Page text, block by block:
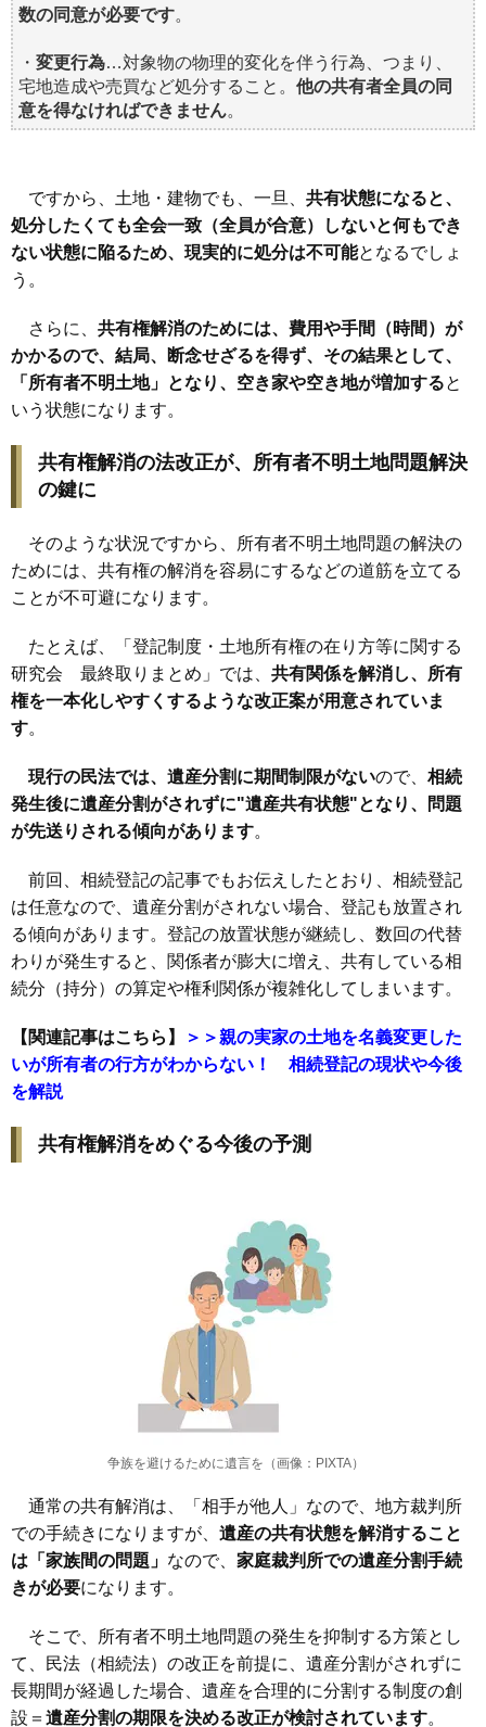
数の同意が必要です。
・ 変更行為…対象物の物理的変化を伴う行為、つまり、
宅地造成や売買など処分すること。 他の共有者全員の同
意を得なければできません。
ですから、土地・建物でも、一旦、 共有状態になると、
処分したくても全会一致（全員が合意）しないと何もでき
ない状態に陥るため、現実的に処分は不可能となるでしょ
う。
さらに、 共有権解消のためには、費用や手間（時間）が
かかるので、結局、断念せざるを得ず、その結果として、
「所有者不明土地」となり、空き家や空き地が増加すると
いう状態になります。
共有権解消の法改正が、所有者不明土地問題解決
の鍵に
そのような状況ですから、所有者不明土地問題の解決の
ためには、共有権の解消を容易にするなどの道筋を立てる
ことが不可避になります。
たとえば、「 登記制度・土地所有権の在り方等に関する
研究会 最終取りまとめ」では、 共有関係を解消し、所有
権を一本化しやすくするような改正案が用意されていま
す。
現行の民法では、遺産分割に期間制限がないので、 相続
発生後に遺産分割がされずに"遺産共有状態"となり、問題
が先送りされる傾向があります。
前回、相続登記の記事でもお伝えしたとおり、相続登記
は任意なので、遺産分割がされない場合、登記も放置され
る傾向があります。登記の放置状態が継続し、数回の代替
わりが発生すると、関係者が膨大に増え、共有している相
続分（持分）の算定や権利関係が複雑化してしまいます。
【関連記事はこちら】
＞＞親の実家の土地を名義変更した
いが所有者の行方がわからない！ 相続登記の現状や今後
を解説
共有権解消をめぐる今後の予測
争族を避けるために遺言を（画像：PIXTA）
通常の共有解消は、「相手が他人」なので、地方裁判所
での手続きになりますが、 遺産の共有状態を解消すること
は「家族間の問題」 なので、 家庭裁判所での遺産分割手続
きが必要になります。
そこで、所有者不明土地問題の発生を抑制する方策とし
て、民法（相続法）の改正を前提に、遺産分割がされずに
長期間が経過した場合、遺産を合理的に分割する制度の創
設＝ 遺産分割の期限を決める改正が検討されています。